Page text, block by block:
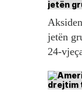
jetën
24-